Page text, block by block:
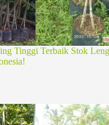
Tinggi Terbaik Stok